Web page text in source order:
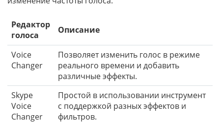
Редактор
голоса
Описание
Voice
Changer
Позволяет изменить голос в режиме
реального времени и добавить
различные эффекты.
Skype
Voice
Changer
Простой в использовании инструмент
с поддержкой разных эффектов и
фильтров.